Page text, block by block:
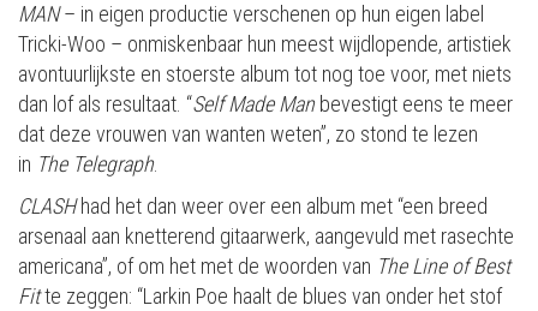
MAN– in eigen productie verschenen op hun eigen label
Tricki-Woo – onmiskenbaar hun meest wijdlopende, artistiek
avontuurlijkste en stoerste album tot nog toe voor, met niets
dan lof als resultaat. “Self Made Manbevestigt eens te meer
dat deze vrouwen van wanten weten”, zo stond te lezen
in The Telegraph.
CLASHhad het dan weer over een album met “een breed
arsenaal aan knetterend gitaarwerk, aangevuld met rasechte
americana”, of om het met de woorden van The Line of Best
Fitte zeggen: “Larkin Poe haalt de blues van onder het stof